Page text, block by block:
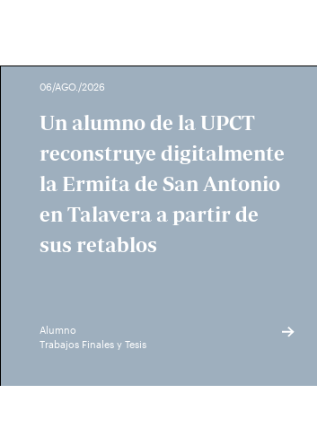
06/AGO./2026
Un alumno de la UPCT
reconstruye digitalmente
la Ermita de San Antonio
en Talavera a partir de
sus retablos
Alumno
Trabajos Finales y Tesis